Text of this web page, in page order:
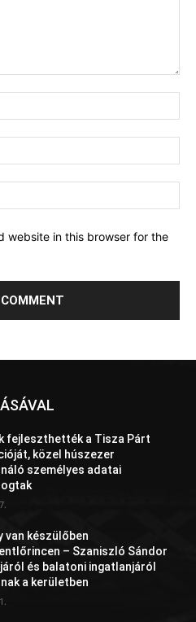
website in this browser for the
fejleszthették a Tisza Párt
közel húszezer
személyes adatai
van készülőben
– Szaniszló Sándor
és balatoni ingatlanjáról
a kerületben